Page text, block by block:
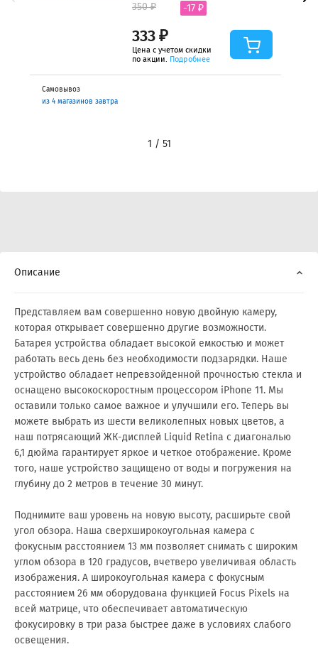
333 ₽
350 ₽ -17 ₽
Цена с учетом скидки
по акции. Подробнее
Самовывоз
из 4 магазинов завтра
1 / 51
Описание
Представляем вам совершенно новую двойную камеру,
которая открывает совершенно другие возможности.
Батарея устройства обладает высокой емкостью и может
работать весь день без необходимости подзарядки. Наше
устройство обладает непревзойденной прочностью стекла и
оснащено высокоскоростным процессором iPhone 11. Мы
оставили только самое важное и улучшили его. Теперь вы
можете выбрать из шести великолепных новых цветов, а
наш потрясающий ЖК-дисплей Liquid Retina с диагональю
6,1 дюйма гарантирует яркое и четкое отображение. Кроме
того, наше устройство защищено от воды и погружения на
глубину до 2 метров в течение 30 минут.
Поднимите ваш уровень на новую высоту, расширьте свой
угол обзора. Наша сверхширокоугольная камера с
фокусным расстоянием 13 мм позволяет снимать с широким
углом обзора в 120 градусов, вчетверо увеличивая область
изображения. А широкоугольная камера с фокусным
расстоянием 26 мм оборудована функцией Focus Pixels на
всей матрице, что обеспечивает автоматическую
фокусировку в три раза быстрее даже в условиях слабого
освещения.